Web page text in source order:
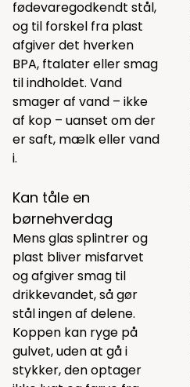
fødevaregodkendt stål,
og til forskel fra plast
afgiver det hverken
BPA, ftalater eller smag
til indholdet. Vand
smager af vand – ikke
af kop – uanset om der
er saft, mælk eller vand
i.
Kan tåle en
børnehverdag
Mens glas splintrer og
plast bliver misfarvet
og afgiver smag til
drikkevandet, så gør
stål ingen af delene.
Koppen kan ryge på
gulvet, uden at gå i
stykker, den optager